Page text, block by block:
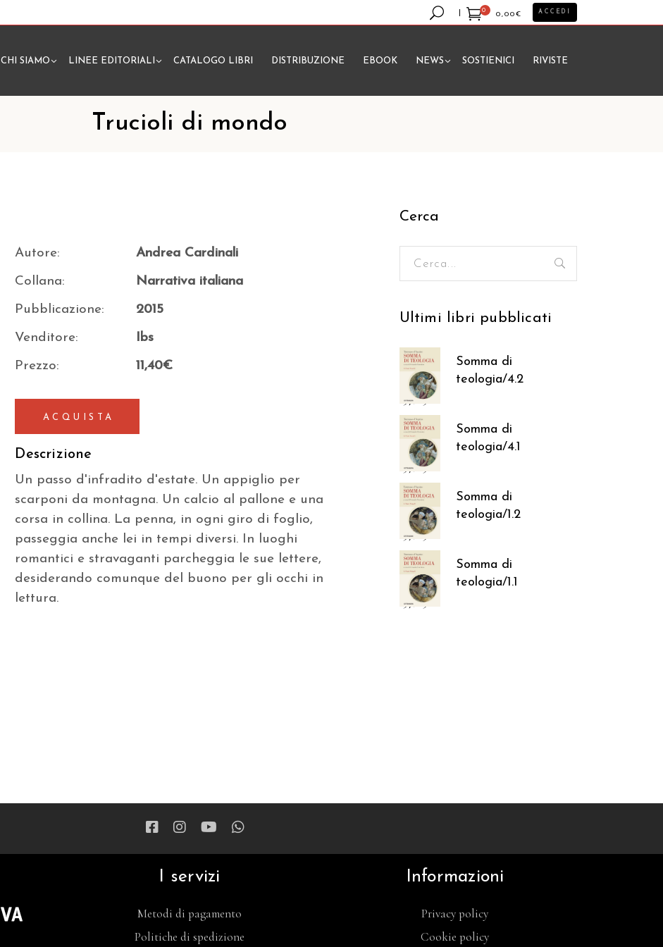
0
0,00€
Nessun prodotto nel carrello.
ACCEDI
CHI SIAMO LINEE EDITORIALI CATALOGO LIBRI DISTRIBUZIONE EBOOK NEWS SOSTIENICI RIVISTE
Trucioli di mondo
Autore: Andrea Cardinali
Collana: Narrativa italiana
Pubblicazione: 2015
Venditore: Ibs
Prezzo: 11,40€
ACQUISTA
Descrizione
Un passo d'infradito d'estate. Un appiglio per
scarponi da montagna. Un calcio al pallone e una
corsa in collina. La penna, in ogni giro di foglio,
passeggia anche lei in tempi diversi. In luoghi
romantici e stravaganti parcheggia le sue lettere,
desiderando comunque del buono per gli occhi in
lettura.
Cerca
Ultimi libri pubblicati
Somma di
teologia/4.2
37,05€
Somma di
teologia/4.1
37,05€
Somma di
teologia/1.2
37,05€
Somma di
teologia/1.1
37,05€
I servizi
Metodi di pagamento
Politiche di spedizione
Informazioni
Privacy policy
Cookie policy